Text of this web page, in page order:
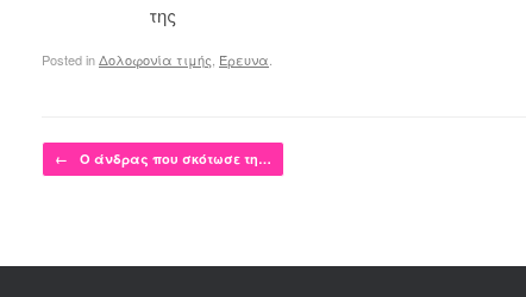
της
Posted inΔολοφονία τιμής Έρευνα
Post navigation
← Ο άνδρας που σκότωσε τη…